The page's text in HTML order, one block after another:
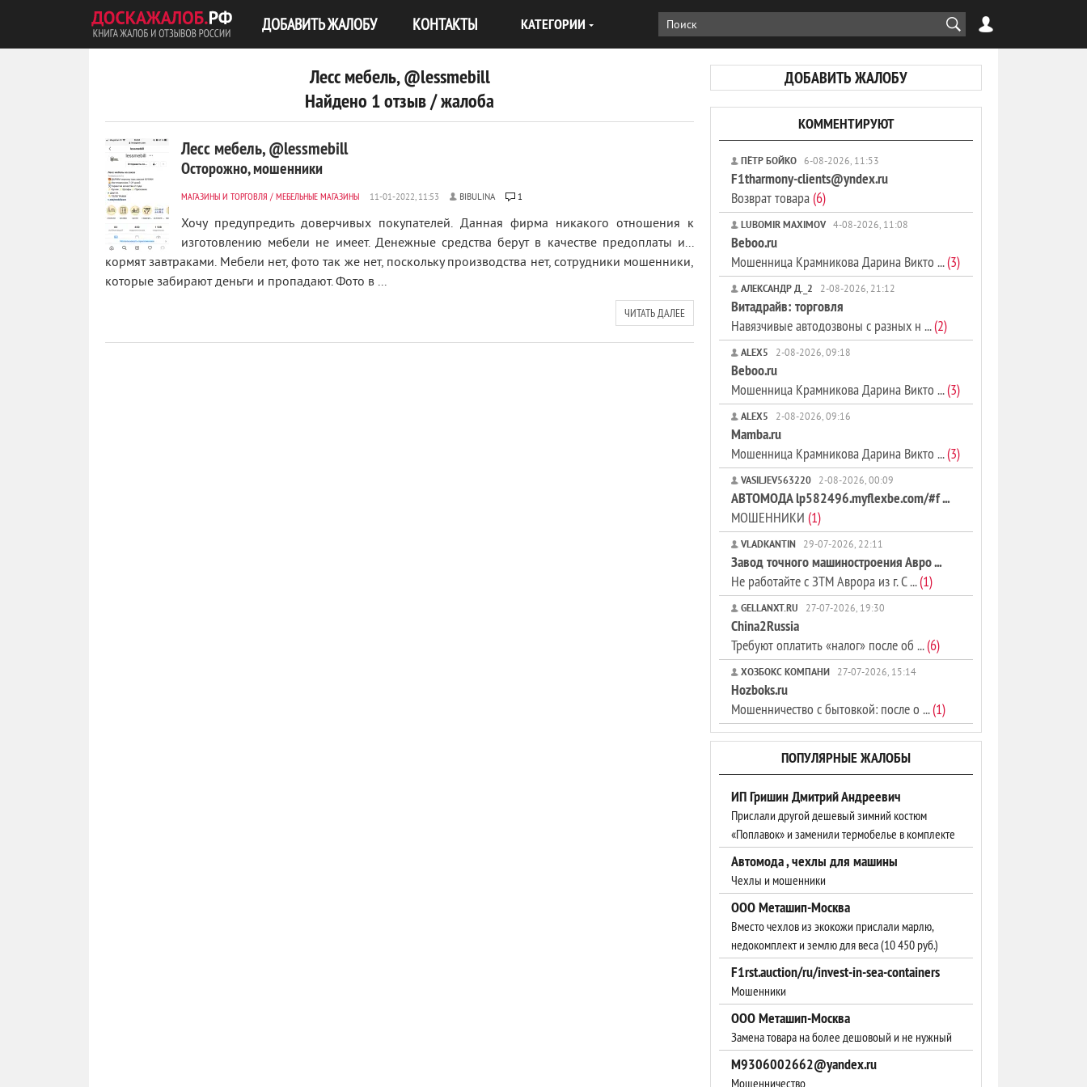
ДОБАВИТЬ ЖАЛОБУ КОНТАКТЫ КАТЕГОРИИ
ДОБАВИТЬ ЖАЛОБУ
Лесс мебель, @lessmebill
Найдено 1 отзыв / жалоба
1
Лесс мебель, @lessmebill
Осторожно, мошенники
МАГАЗИНЫ И ТОРГОВЛЯ / МЕБЕЛЬНЫЕ МАГАЗИНЫ BIBULINA 1
Хочу предупредить доверчивых покупателей. Данная фирма никакого отношения к
изготовлению мебели не имеет. Денежные средства берут в качестве предоплаты и...
кормят завтраками. Мебели нет, фото так же нет, поскольку производства нет, сотрудники мошенники,
которые забирают деньги и пропадают. Фото в ...
ЧИТАТЬ ДАЛЕЕ
КОММЕНТИРУЮТ
ПЁТР БОЙКО 6-08-2026, 11:53
F1tharmony-clients@yndex.ru
Возврат товара(6)
LUBOMIR MAXIMOV 4-08-2026, 11:08
Beboo.ru
Мошенница Крамникова Дарина Викто ...(3)
АЛЕКСАНДР Д._2 2-08-2026, 21:12
Витадрайв: торговля
Навязчивые автодозвоны с разных н ...(2)
ALEX5 2-08-2026, 09:18
Beboo.ru
Мошенница Крамникова Дарина Викто ...(3)
ALEX5 2-08-2026, 09:16
Mamba.ru
Мошенница Крамникова Дарина Викто ...(3)
VASILJEV563220 2-08-2026, 00:09
АВТОМОДА lp582496.myflexbe.com/#f ...
МОШЕННИКИ (1)
VLADKANTIN 29-07-2026, 22:11
Завод точного машиностроения Авро ...
Не работайте с ЗТМ Аврора из г. С ...(1)
GELLANXT.RU 27-07-2026, 19:30
China2Russia
Требуют оплатить «налог» после об ...(6)
ХОЗБОКС КОМПАНИ 27-07-2026, 15:14
Hozboks.ru
Мошенничество с бытовкой: после о ...(1)
ПОПУЛЯРНЫЕ ЖАЛОБЫ
ИП Гришин Дмитрий Андреевич
Прислали другой дешевый зимний костюм
«Поплавок» и заменили термобелье в комплекте
Автомода , чехлы для машины
Чехлы и мошенники
ООО Меташип-Москва
Вместо чехлов из экокожи прислали марлю,
недокомплект и землю для веса (10 450 руб.)
F1rst.auction/ru/invest-in-sea-containers
Мошенники
ООО Меташип-Москва
Замена товара на более дешовоый и не нужный
M9306002662@yandex.ru
Мошенничество